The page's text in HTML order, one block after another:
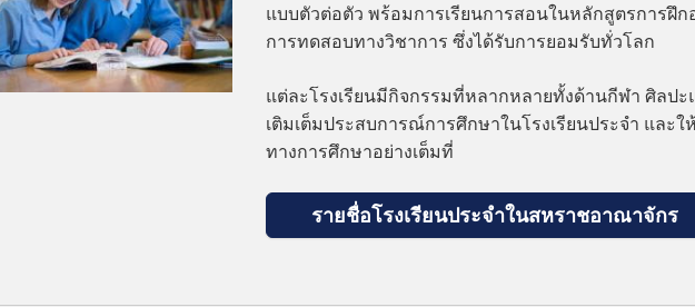
แบบตัวต่อตัว พร้อมการเรียนการสอนในหลักสูตรการฝึก
การทดสอบทางวิชาการ ซึ่งได้รับการยอมรับทั่วโลก
แต่ละโรงเรียนมีกิจกรรมที่หลากหลายทั้งด้านกีฬา ศิลป
เติมเต็มประสบการณ์การศึกษาในโรงเรียนประจำ และ
ทางการศึกษาอย่างเต็มที่
รายชื่อโรงเรียนประจำในสหราชอาณาจักร